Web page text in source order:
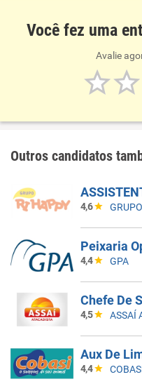
Você fez uma
Avalie
Outros candidatos
4,6
Peixaria
4,4 GPA
Chefe De
4,5 ASSAÍ
Aux De
4,4